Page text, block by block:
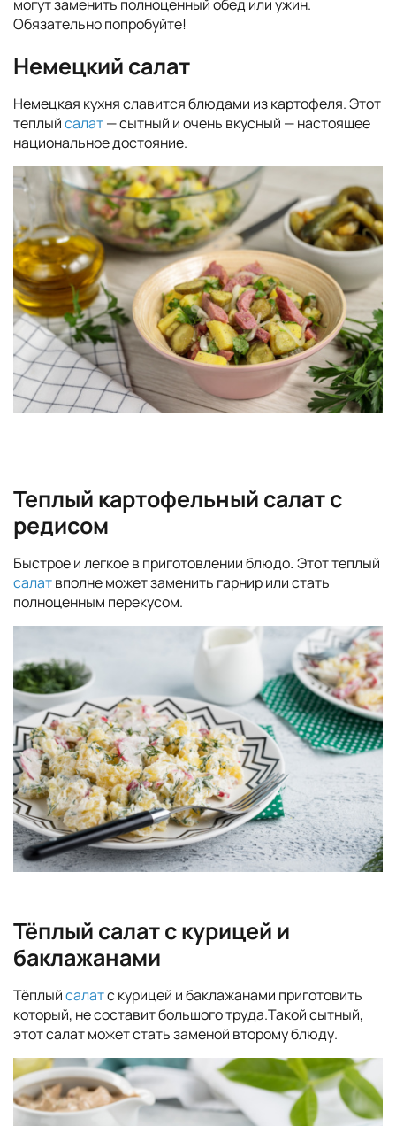
могут заменить полноценный обед или ужин.
Обязательно попробуйте!
Немецкий салат
Немецкая кухня славится блюдами из картофеля. Этот
теплыйсалат— сытный и очень вкусный — настоящее
национальное достояние.
Теплый картофельный салат с
редисом
Быстрое и легкое в приготовлении блюдо.Этот теплый
салатвполне может заменить гарнир или стать
полноценным перекусом.
Тёплый салат с курицей и
баклажанами
Тёплыйсалатс курицей и баклажанами приготовить
который, не составит большого труда.Такой сытный,
этот салат может стать заменой второму блюду.